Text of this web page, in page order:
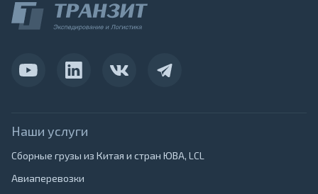
Наши услуги
Сборные грузы из Китая и стран ЮВА, LCL
Авиаперевозки